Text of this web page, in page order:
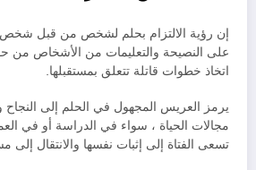
إن رؤية الالتزام بحلم لشخص من قبل شخص
على النصيحة والتعليمات من الأشخاص من
اتخاذ خطوات قاتلة تتعلق بمستقبلها.
يرمز العريس المجهول في الحلم إلى
مجالات الحياة ، سواء في الدراسة أو في
تسعى الفتاة إلى إثبات نفسها والانتقال